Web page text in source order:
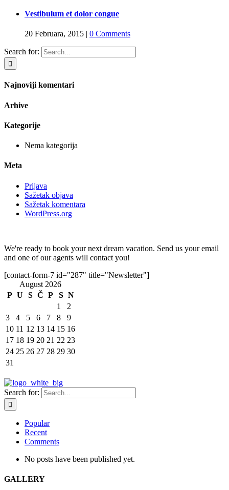
Vestibulum et dolor congue
20 Februara, 2015 | 0 Comments
Search for:
Najnoviji komentari
Arhive
Kategorije
Nema kategorija
Meta
Prijava
Sažetak objava
Sažetak komentara
WordPress.org
We're ready to book your next dream vacation. Send us your email
and one of our agents will contact you!
[contact-form-7 id="287" title="Newsletter"]
August 2026
P U S Č P S N
1
2
3
4 5 6 7 8
9
10 11 12 13 14 15 16
17 18 19 20 21 22 23
24 25 26 27 28 29 30
31
Search for:
Popular
Recent
Comments
No posts have been published yet.
GALLERY